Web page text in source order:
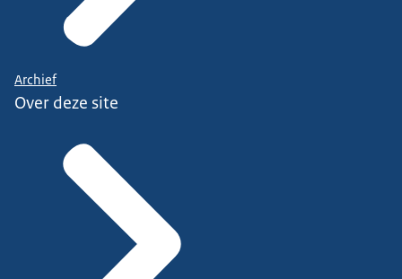
Archief
Over deze site